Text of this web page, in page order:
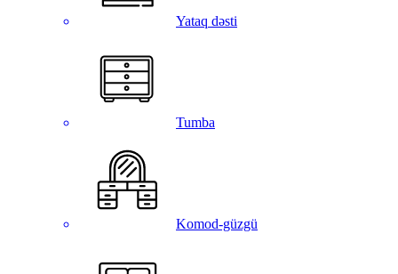
Yataq dəsti
Tumba
Komod-güzgü